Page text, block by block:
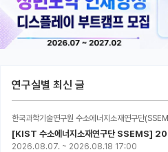
연구실별 최신 글
한국과학기술연구원 수소에너지소재연구단
2026.08.07. ~ 2026.08.18 17:00